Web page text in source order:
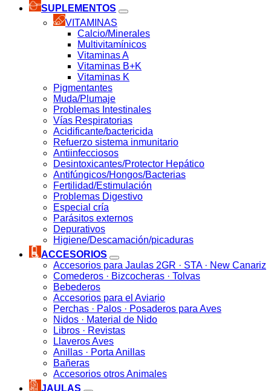
SUPLEMENTOS
VITAMINAS
Calcio/Minerales
Multivitamínicos
Vitaminas A
Vitaminas B+K
Vitaminas K
Pigmentantes
Muda/Plumaje
Problemas Intestinales
Vías Respiratorias
Acidificante/bactericida
Refuerzo sistema inmunitario
Antiinfecciosos
Desintoxicantes/Protector Hepático
Antifúngicos/Hongos/Bacterias
Fertilidad/Estimulación
Problemas Digestivo
Especial cría
Parásitos externos
Depurativos
Higiene/Descamación/picaduras
ACCESORIOS
Accesorios para Jaulas 2GR · STA · New Canariz
Comederos · Bizcocheras · Tolvas
Bebederos
Accesorios para el Aviario
Perchas · Palos · Posaderos para Aves
Nidos · Material de Nido
Libros · Revistas
Llaveros Aves
Anillas · Porta Anillas
Bañeras
Accesorios otros Animales
JAULAS